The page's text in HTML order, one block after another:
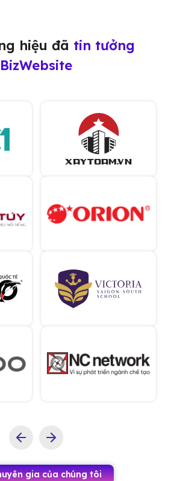
hiệu đã tin tưởng
BizWebsite
gia của chúng tôi